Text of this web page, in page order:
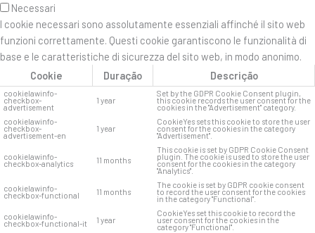
Necessari
I cookie necessari sono assolutamente essenziali affinché il sito web
funzioni correttamente. Questi cookie garantiscono le funzionalità di
base e le caratteristiche di sicurezza del sito web, in modo anonimo.
Cookie
Duração Descrição
cookielawinfo-
checkbox-
advertisement
1 year
Set by the GDPR Cookie Consent plugin,
this cookie records the user consent for the
cookies in the "Advertisement" category.
cookielawinfo-
checkbox-
advertisement-en
1 year
CookieYes sets this cookie to store the user
consent for the cookies in the category
"Advertisement".
cookielawinfo-
checkbox-analytics 11 months
This cookie is set by GDPR Cookie Consent
plugin. The cookie is used to store the user
consent for the cookies in the category
"Analytics".
cookielawinfo-
checkbox-functional 11 months
The cookie is set by GDPR cookie consent
to record the user consent for the cookies
in the category "Functional".
cookielawinfo-
checkbox-functional-it 1 year
CookieYes set this cookie to record the
user consent for the cookies in the
category "Functional".